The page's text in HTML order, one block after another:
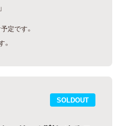
定です。
SOLDOUT